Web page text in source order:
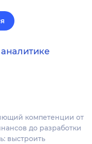
компетенции от
до разработки
выстроить